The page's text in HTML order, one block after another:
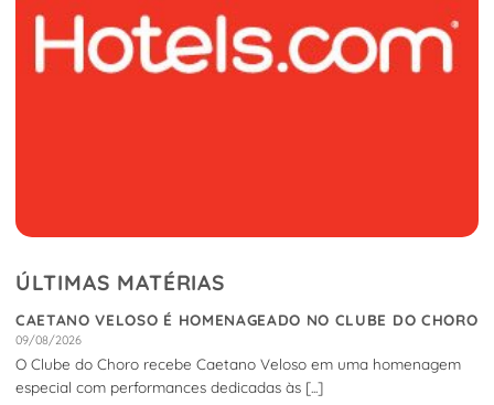
ÚLTIMAS MATÉRIAS
CAETANO VELOSO É HOMENAGEADO NO CLUBE DO CHORO
09/08/2026
O Clube do Choro recebe Caetano Veloso em uma homenagem
especial com performances dedicadas às [...]